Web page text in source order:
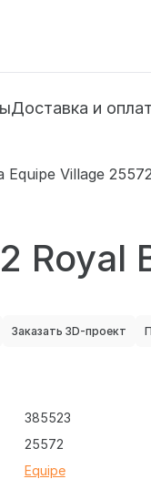
Доставка и
Equipe Village
Royal
Заказать 3D-проект
385523
25572
Equipe